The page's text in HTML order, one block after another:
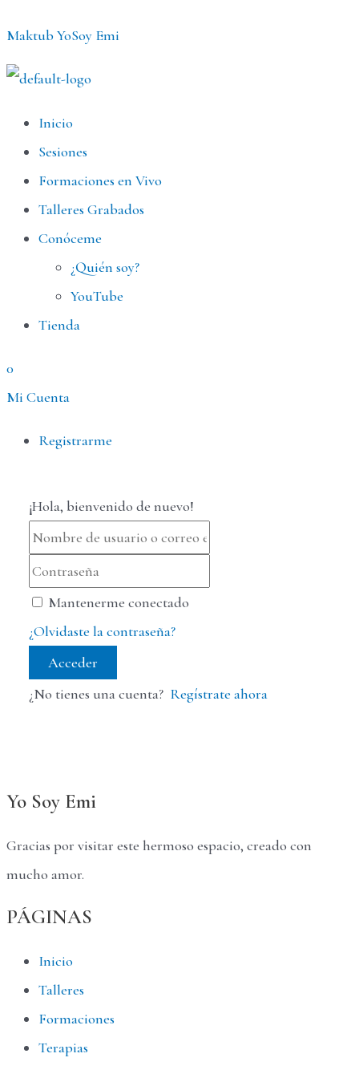
contenido
Maktub YoSoy Emi
MenúInicio
Sesiones
Formaciones en Vivo
Talleres Grabados
Conóceme
¿Quién soy?
YouTube
Tienda
0
Mi Cuenta
MenúRegistrarme
¡Hola, bienvenido de nuevo!
Mantenerme conectado
¿Olvidaste la contraseña?
Acceder
¿No tienes una cuenta? Regístrate ahora
Yo Soy Emi
Gracias por visitar este hermoso espacio, creado con
mucho amor.
PÁGINAS
Inicio
Talleres
Formaciones
Terapias